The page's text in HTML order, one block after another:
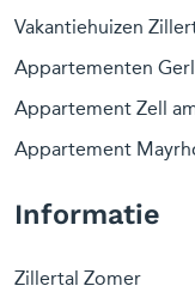
Vakantiehuizen
Appartementen
Appartement Zell
Appartement
Informatie
Zillertal Zomer